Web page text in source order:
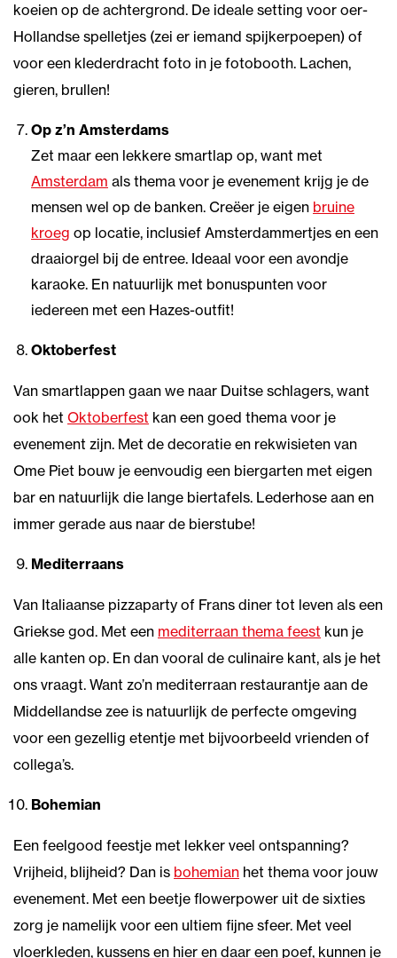
koeien op de achtergrond. De ideale setting voor oer-
Hollandse spelletjes (zei er iemand spijkerpoepen) of
voor een klederdracht foto in je fotobooth. Lachen,
gieren, brullen!
Op z’n Amsterdams
Zet maar een lekkere smartlap op, want met
Amsterdam als thema voor je evenement krijg je de
mensen wel op de banken. Creëer je eigen bruine
kroeg op locatie, inclusief Amsterdammertjes en een
draaiorgel bij de entree. Ideaal voor een avondje
karaoke. En natuurlijk met bonuspunten voor
iedereen met een Hazes-outfit!
Oktoberfest
Van smartlappen gaan we naar Duitse schlagers, want
ook het Oktoberfest kan een goed thema voor je
evenement zijn. Met de decoratie en rekwisieten van
Ome Piet bouw je eenvoudig een biergarten met eigen
bar en natuurlijk die lange biertafels. Lederhose aan en
immer gerade aus naar de bierstube!
Mediterraans
Van Italiaanse pizzaparty of Frans diner tot leven als een
Griekse god. Met een mediterraan thema feest kun je
alle kanten op. En dan vooral de culinaire kant, als je het
ons vraagt. Want zo’n mediterraan restaurantje aan de
Middellandse zee is natuurlijk de perfecte omgeving
voor een gezellig etentje met bijvoorbeeld vrienden of
collega’s.
Bohemian
Een feelgood feestje met lekker veel ontspanning?
Vrijheid, blijheid? Dan is bohemian het thema voor jouw
evenement. Met een beetje flowerpower uit de sixties
zorg je namelijk voor een ultiem fijne sfeer. Met veel
vloerkleden, kussens en hier en daar een poef, kunnen je